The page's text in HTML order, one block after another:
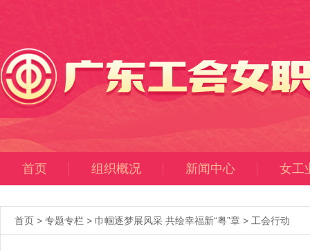
首页 组织概况 新闻中心 女工
首页 > 专题专栏 > 巾帼逐梦展风采 共绘幸福新“粤”章 > 工会行动